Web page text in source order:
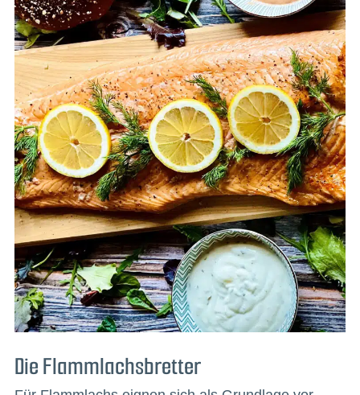
Die Flammlachsbretter